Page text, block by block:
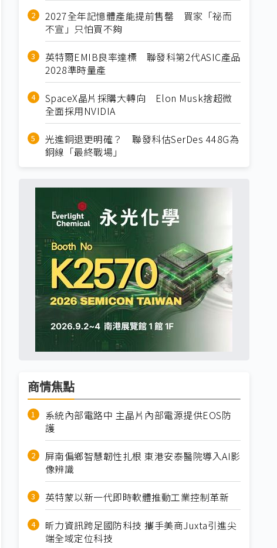
2027全年記憶體產能提前售罄 買家「祕而
不宣」只怕買不夠
英特爾EMIB良率達標 聯發科第2代ASIC產品
2028準時量產
SpaceX晶片採購大轉向 Elon Musk捨超微
全面採用NVIDIA
光進銅退更明確？ 聯發科估SerDes 448G為
銅線「最終戰場」
商情焦點
系統內部電路中 主晶片內部電源提供EOS防
護
屏南偏鄉智慧韌性扎根 東港安泰醫院導入AI影
像辨識
英特蒙以新一代即時軟體推動工業控制革新
昕力資訊跨足國防科技 攜手美商Juxta引進尖
端全域定位科技